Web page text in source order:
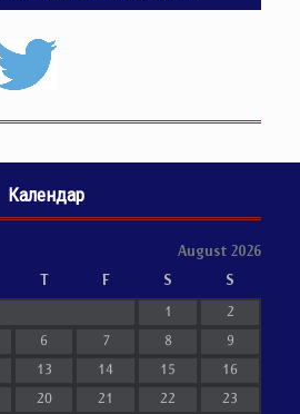
Календар
August 2026
T F S S
1 2
6 7 8 9
13 14 15 16
20 21 22 23